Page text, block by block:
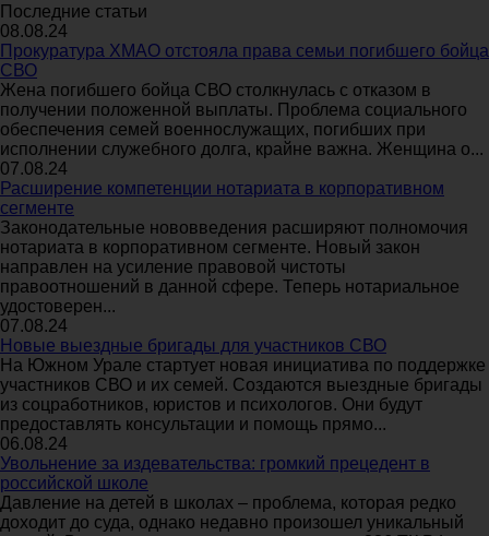
Последние статьи
08.08.24
Прокуратура ХМАО отстояла права семьи погибшего бойца
СВО
Жена погибшего бойца СВО столкнулась с отказом в
получении положенной выплаты. Проблема социального
обеспечения семей военнослужащих, погибших при
исполнении служебного долга, крайне важна. Женщина о...
07.08.24
Расширение компетенции нотариата в корпоративном
сегменте
Законодательные нововведения расширяют полномочия
нотариата в корпоративном сегменте. Новый закон
направлен на усиление правовой чистоты
правоотношений в данной сфере. Теперь нотариальное
удостоверен...
07.08.24
Новые выездные бригады для участников СВО
На Южном Урале стартует новая инициатива по поддержке
участников СВО и их семей. Создаются выездные бригады
из соцработников, юристов и психологов. Они будут
предоставлять консультации и помощь прямо...
06.08.24
Увольнение за издевательства: громкий прецедент в
российской школе
Давление на детей в школах – проблема, которая редко
доходит до суда, однако недавно произошел уникальный